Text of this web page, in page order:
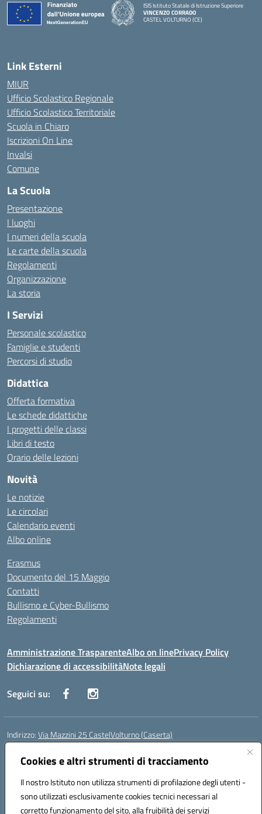
Cookies e altri strumenti di tracciamento
Il nostro Istituto non utilizza strumenti di profilazione degli utenti -
sono utilizzati esclusivamente cookies tecnici necessari al
corretto funzionamento del sito, alla fruibilità dei servizi
ISIS Istituto Statale di Istruzione Superiore
VINCENZO CORRADO
CASTEL VOLTURNO (CE)
Link Esterni
MIUR
Ufficio Scolastico Regionale
Ufficio Scolastico Territoriale
Scuola in Chiaro
Iscrizioni On Line
Invalsi
Comune
La Scuola
Presentazione
I luoghi
I numeri della scuola
Le carte della scuola
Regolamenti
Organizzazione
La storia
I Servizi
Personale scolastico
Famiglie e studenti
Percorsi di studio
Didattica
Offerta formativa
Le schede didattiche
I progetti delle classi
Libri di testo
Orario delle lezioni
Novità
Le notizie
Le circolari
Calendario eventi
Albo online
Erasmus
Documento del 15 Maggio
Contatti
Bullismo e Cyber-Bullismo
Regolamenti
Amministrazione TrasparenteAlbo on linePrivacy Policy
Dichiarazione di accessibilitàNote legali
Seguici su:
Indirizzo:Via Mazzini 25 CastelVolturno (Caserta)
Centralino:
Posta elettronica certificata (PEC):ceis014005@pec.istruzione.it
Codice fiscale: 93063510619
Codice meccanografico:CEIS014005
Codice Indice delle Pubbliche Amministrazioni (IPA): istsc_ceis014005